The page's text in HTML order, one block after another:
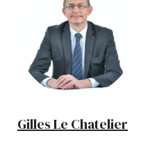
Gilles Le Chatelier